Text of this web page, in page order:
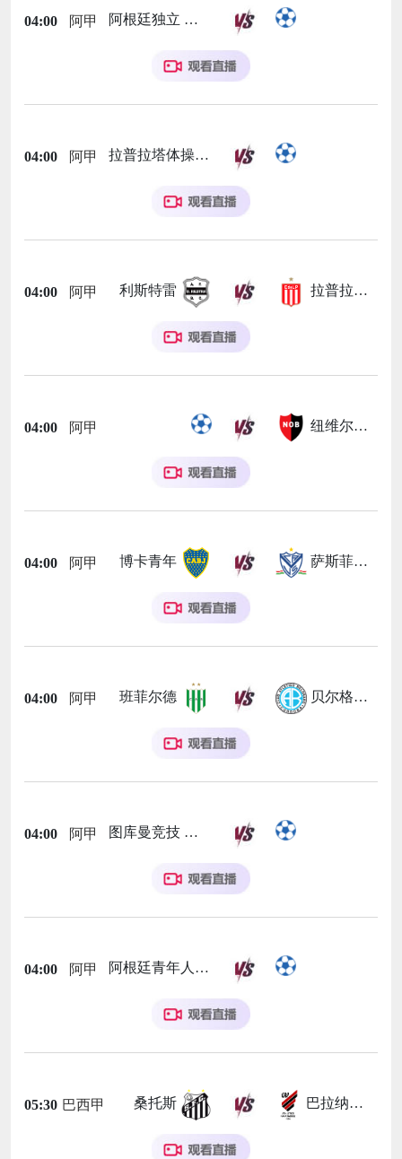
04:00 阿甲 阿根廷独立
04:00 阿甲 拉普拉塔体操
04:00 阿甲 利斯特雷 拉普拉塔大学生
04:00 阿甲 纽维尔老男孩
04:00 阿甲 博卡青年 萨斯菲尔德
04:00 阿甲 班菲尔德 贝尔格拉诺
04:00 阿甲 图库曼竞技
04:00 阿甲 阿根廷青年人
05:30 巴西甲 桑托斯 巴拉纳竞技